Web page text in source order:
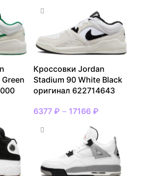
Кроссовки Jordan
Stadium 90 White Black
оригинал 622714643
6377 ₽ – 17166 ₽